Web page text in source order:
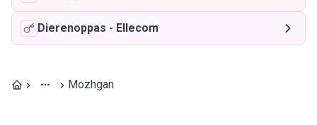
Dierenoppas - Ellecom
Mozhgan